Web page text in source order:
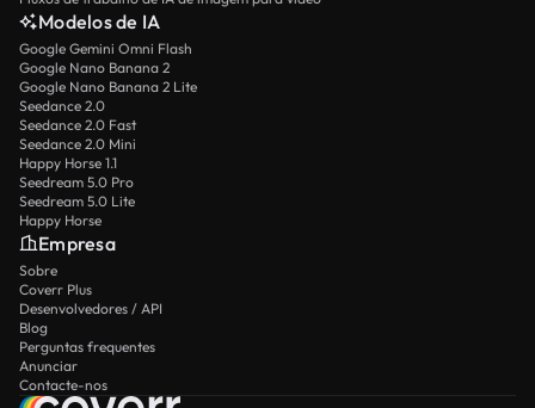
Modelos de IA
Google Gemini Omni Flash
Google Nano Banana 2
Google Nano Banana 2 Lite
Seedance 2.0
Seedance 2.0 Fast
Seedance 2.0 Mini
Happy Horse 1.1
Seedream 5.0 Pro
Seedream 5.0 Lite
Happy Horse
Empresa
Sobre
Coverr Plus
Desenvolvedores / API
Blog
Perguntas frequentes
Anunciar
Contacte-nos